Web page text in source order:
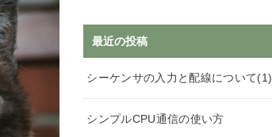
最近の投稿
シーケンサの入力と配線について(1)
シンプルCPU通信の使い方